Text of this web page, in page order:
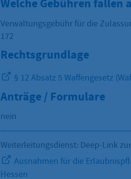
Welche Gebühren fallen
Verwaltungsgebühr für die
172
Rechtsgrundlage
§ 12 Absatz 5 Waffengesetz
Anträge / Formulare
nein
Weiterleitungsdienst: Deep-Link
Ausnahmen für die
Hessen